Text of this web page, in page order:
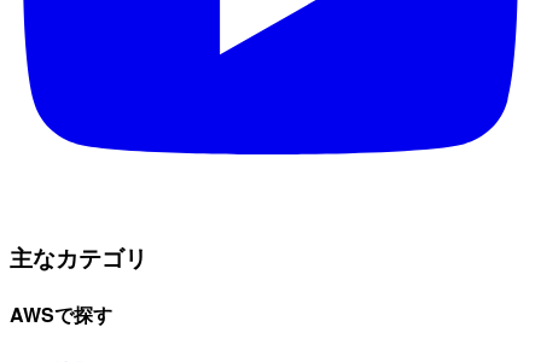
主なカテゴリ
AWSで探す